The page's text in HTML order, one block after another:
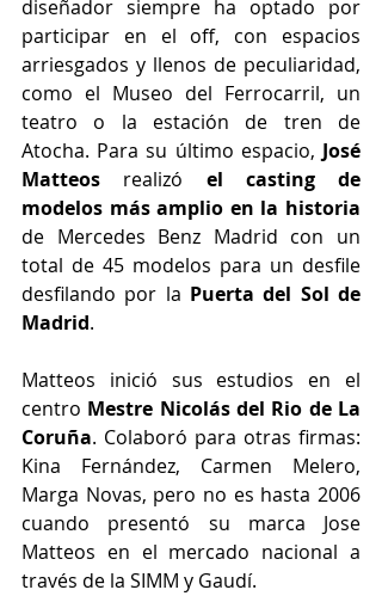
diseñador siempre ha optado por
participar en el off, con espacios
arriesgados y llenos de peculiaridad,
como el Museo del Ferrocarril, un
teatro o la estación de tren de
Atocha. Para su último espacio, José
Matteos realizó el casting de
modelos más amplio en la historia
de Mercedes Benz Madrid con un
total de 45 modelos para un desfile
desfilando por la Puerta del Sol de
Madrid.
Matteos inició sus estudios en el
centro Mestre Nicolás del Rio de La
Coruña. Colaboró para otras firmas:
Kina Fernández, Carmen Melero,
Marga Novas, pero no es hasta 2006
cuando presentó su marca Jose
Matteos en el mercado nacional a
través de la SIMM y Gaudí.